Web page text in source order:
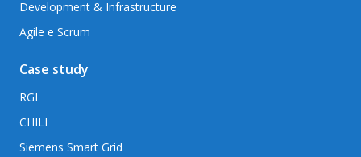
Development & Infrastructure
Agile e Scrum
Case study
RGI
CHILI
Siemens Smart Grid